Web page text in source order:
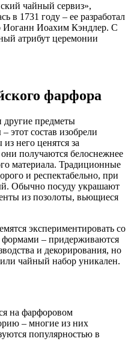
чайный сервиз»,
в 1731 году – ее разработал
Иоганн Иоахим Кэндлер. С
атрибут церемонии
фарфора
другие предметы
этот состав изобрели
него ценятся за
они получаются белоснежнее
материала. Традиционные
и респектабельно, при
Обычно посуду украшают
из позолоты, вьющиеся
экспериментировать со
– придерживаются
и декорирования, но
чайный набор уникален.
на фарфоровом
– многие из них
популярностью в